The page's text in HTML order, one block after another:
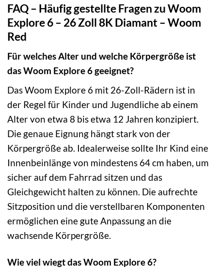
FAQ – Häufig gestellte Fragen zu Woom
Explore 6 – 26 Zoll 8K Diamant – Woom
Red
Für welches Alter und welche Körpergröße ist
das Woom Explore 6 geeignet?
Das Woom Explore 6 mit 26-Zoll-Rädern ist in
der Regel für Kinder und Jugendliche ab einem
Alter von etwa 8 bis etwa 12 Jahren konzipiert.
Die genaue Eignung hängt stark von der
Körpergröße ab. Idealerweise sollte Ihr Kind eine
Innenbeinlänge von mindestens 64 cm haben, um
sicher auf dem Fahrrad sitzen und das
Gleichgewicht halten zu können. Die aufrechte
Sitzposition und die verstellbaren Komponenten
ermöglichen eine gute Anpassung an die
wachsende Körpergröße.
Wie viel wiegt das Woom Explore 6?